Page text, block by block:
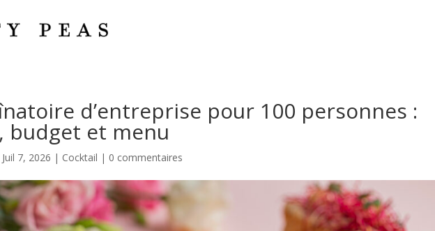
d’entreprise pour 100 personnes :
budget et menu
Juil 7, 2026 | Cocktail | 0 commentaires